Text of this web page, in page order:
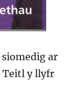
ar
Teitl y llyfr